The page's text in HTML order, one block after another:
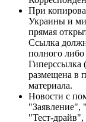
При
Украины и
прямая
Ссылка
полного либо
Гиперссылка
размещена в
материала.
Новости с
"Тест-